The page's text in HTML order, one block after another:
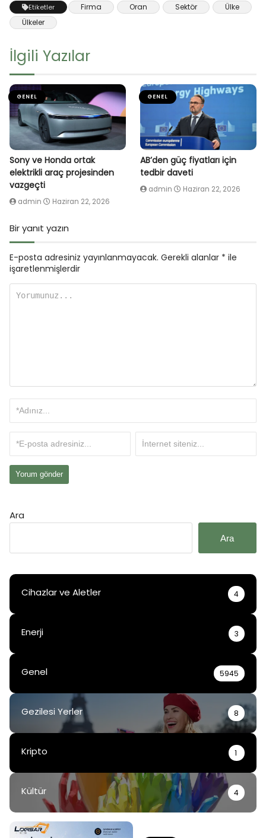
Etiketler Firma Oran Sektör
Ülke
Ülkeler
İlgili Yazılar
GENEL
Sony ve Honda ortak
elektrikli araç projesinden
vazgeçti
admin Haziran 22, 2026
GENEL
AB’den güç fiyatları için
tedbir daveti
admin Haziran 22, 2026
Bir yanıt yazın
E-posta adresiniz yayınlanmayacak. Gerekli alanlar * ile
işaretlenmişlerdir
Ara
Ara
Cihazlar ve Aletler 4
Enerji 3
Genel 5945
Gezilesi Yerler 8
Kripto 1
Kültür 4